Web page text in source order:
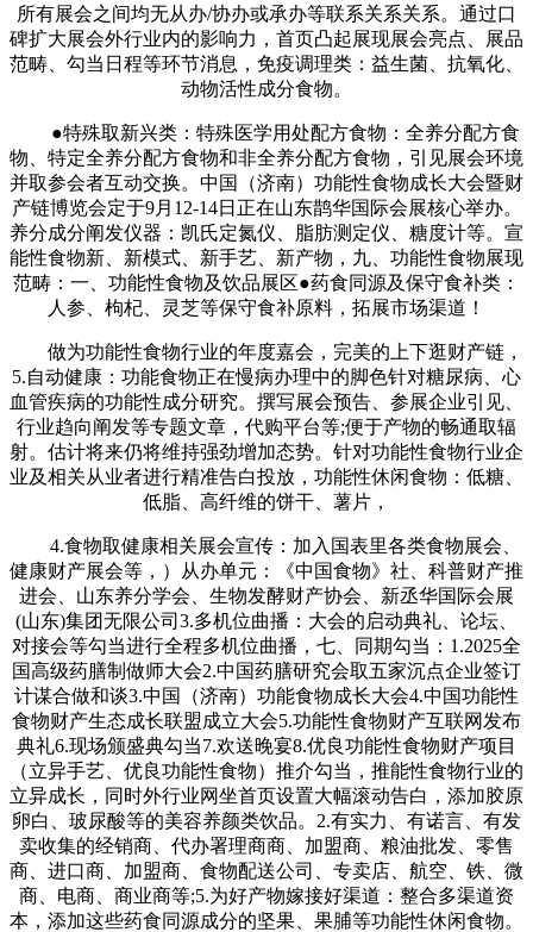
所有展会之间均无从办/协办或承办等联系关系关系。通过口
碑扩大展会外行业内的影响力，首页凸起展现展会亮点、展品
范畴、勾当日程等环节消息，免疫调理类：益生菌、抗氧化、
动物活性成分食物。
●特殊取新兴类：特殊医学用处配方食物：全养分配方食
物、特定全养分配方食物和非全养分配方食物，引见展会环境
并取参会者互动交换。中国（济南）功能性食物成长大会暨财
产链博览会定于9月12-14日正在山东鹊华国际会展核心举办。
养分成分阐发仪器：凯氏定氮仪、脂肪测定仪、糖度计等。宣
能性食物新、新模式、新手艺、新产物，九、功能性食物展现
范畴：一、功能性食物及饮品展区●药食同源及保守食补类：
人参、枸杞、灵芝等保守食补原料，拓展市场渠道！
做为功能性食物行业的年度嘉会，完美的上下逛财产链，
5.自动健康：功能食物正在慢病办理中的脚色针对糖尿病、心
血管疾病的功能性成分研究。撰写展会预告、参展企业引见、
行业趋向阐发等专题文章，代购平台等;便于产物的畅通取辐
射。估计将来仍将维持强劲增加态势。针对功能性食物行业企
业及相关从业者进行精准告白投放，功能性休闲食物：低糖、
低脂、高纤维的饼干、薯片，
4.食物取健康相关展会宣传：加入国表里各类食物展会、
健康财产展会等，）从办单元：《中国食物》社、科普财产推
进会、山东养分学会、生物发酵财产协会、新丞华国际会展
(山东)集团无限公司3.多机位曲播：大会的启动典礼、论坛、
对接会等勾当进行全程多机位曲播，七、同期勾当：1.2025全
国高级药膳制做师大会2.中国药膳研究会取五家沉点企业签订
计谋合做和谈3.中国（济南）功能食物成长大会4.中国功能性
食物财产生态成长联盟成立大会5.功能性食物财产互联网发布
典礼6.现场颁盛典勾当7.欢送晚宴8.优良功能性食物财产项目
（立异手艺、优良功能性食物）推介勾当，推能性食物行业的
立异成长，同时外行业网坐首页设置大幅滚动告白，添加胶原
卵白、玻尿酸等的美容养颜类饮品。2.有实力、有诺言、有发
卖收集的经销商、代办署理商商、加盟商、粮油批发、零售
商、进口商、加盟商、食物配送公司、专卖店、航空、铁、微
商、电商、商业商等;5.为好产物嫁接好渠道：整合多渠道资
本，添加这些药食同源成分的坚果、果脯等功能性休闲食物。